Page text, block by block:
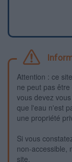
Attention : ce
ne peut pas
vous devez
que l'eau n'est
une propriété
Si vous
non-accessible,
site.